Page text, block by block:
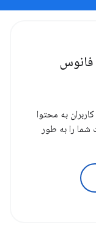
به محتوا
را به طور